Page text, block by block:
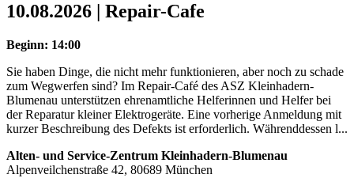
10.08.2026 | Repair-Cafe
Beginn: 14:00
Sie haben Dinge, die nicht mehr funktionieren, aber noch zu schade
zum Wegwerfen sind? Im Repair-Café des ASZ Kleinhadern-
Blumenau unterstützen ehrenamtliche Helferinnen und Helfer bei
der Reparatur kleiner Elektrogeräte. Eine vorherige Anmeldung mit
kurzer Beschreibung des Defekts ist erforderlich. Währenddessen l...
Alten- und Service-Zentrum Kleinhadern-Blumenau
Alpenveilchenstraße 42, 80689 München